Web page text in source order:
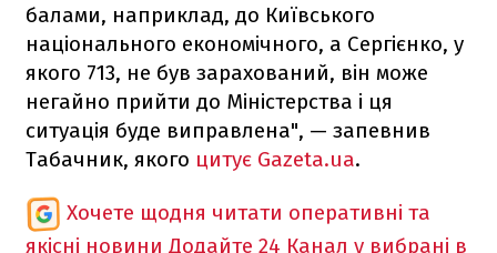
балами, наприклад, до Київського
національного економічного, а Сергієнко, у
якого 713, не був зарахований, він може
негайно прийти до Міністерства і ця
ситуація буде виправлена", — запевнив
Табачник, якого цитує Gazeta.ua.
Хочете щодня читати оперативні та
якісні новини Додайте 24 Канал у вибрані в